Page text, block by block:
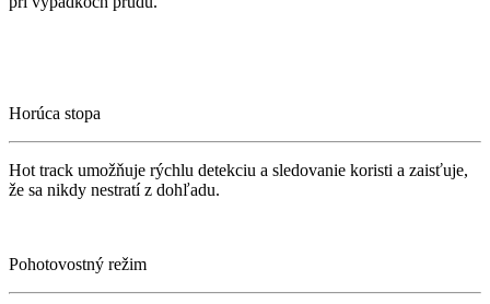
Horúca stopa
Hot track umožňuje rýchlu detekciu a sledovanie koristi a zaisťuje,
že sa nikdy nestratí z dohľadu.
Pohotovostný režim